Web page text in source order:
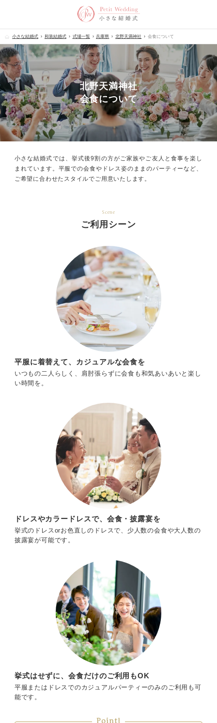
小さな結婚式 和装結婚式 式場一覧 兵庫県 北野天満神社 会食について
北野天満神社
会食について
小さな結婚式では、挙式後9割の方がご家族やご友人と食事を楽し
まれています。 平服での会食やドレス姿のままのパーティーなど、
ご希望に合わせたスタイルでご用意いたします。
Scene
ご利用シーン
平服に着替えて、カジュアルな会食を
いつもの二人らしく、肩肘張らずに会食も和気あいあいと楽し
い時間を。
ドレスやカラードレスで、会食・披露宴を
挙式のドレスorお色直しのドレスで、少人数の会食や大人数の
披露宴が可能です。
挙式はせずに、会食だけのご利用もOK
平服またはドレスでのカジュアルパーティーのみのご利用も可
能です。
Point!